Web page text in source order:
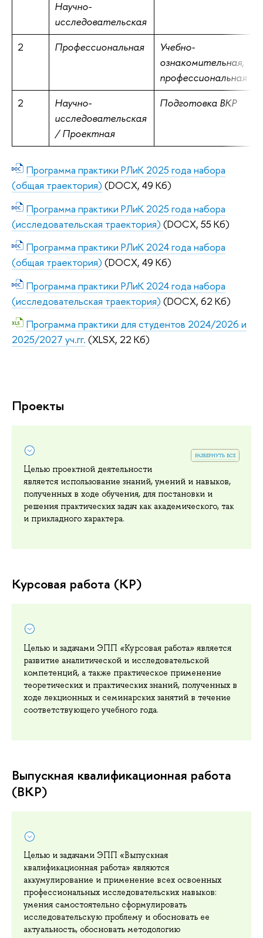
Научно-
исследовательская
2 Профессиональная
Учебно-
ознакомительная,
профессиональная
2
Научно-
исследовательская
/ Проектная
Подготовка ВКР
Программа практики РЛиК 2025 года набора
(общая траектория) (DOCX, 49 Кб)
Программа практики РЛиК 2025 года набора
(исследовательская траектория) (DOCX, 55 Кб)
Программа практики РЛиК 2024 года набора
(общая траектория) (DOCX, 49 Кб)
Программа практики РЛиК 2024 года набора
(исследовательская траектория) (DOCX, 62 Кб)
Программа практики для студентов 2024/2026 и
2025/2027 уч.гг. (XLSX, 22 Кб)
Проекты
развернуть все
Целью проектной деятельности
является использование знаний, умений и навыков,
полученных в ходе обучения, для постановки и
решения практических задач как академического, так
и прикладного характера.
Курсовая работа (КР)
Целью и задачами ЭПП «Курсовая работа» является
развитие аналитической и исследовательской
компетенций, а также практическое применение
теоретических и практических знаний, полученных в
ходе лекционных и семинарских занятий в течение
соответствующего учебного года.
Выпускная квалификационная работа
(ВКР)
Целью и задачами ЭПП «Выпускная
квалификационная работа» являются
аккумулирование и применение всех освоенных
профессиональных исследовательских навыков:
умения самостоятельно сформулировать
исследовательскую проблему и обосновать ее
актуальность, обосновать методологию